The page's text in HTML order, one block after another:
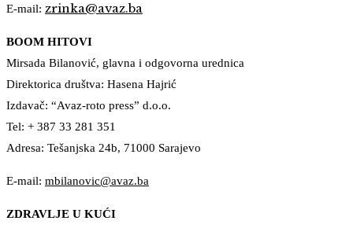
E-mail: zrinka@avaz.ba
BOOM HITOVI
Mirsada Bilanović, glavna i odgovorna urednica
Direktorica društva: Hasena Hajrić
Izdavač: “Avaz-roto press” d.o.o.
Tel: + 387 33 281 351
Adresa: Tešanjska 24b, 71000 Sarajevo
E-mail: mbilanovic@avaz.ba
ZDRAVLJE U KUĆI